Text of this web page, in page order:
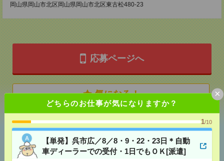
どちらのお仕事が気になりますか？
1/10
【単発】呉市広／8／8・9・22・23日＊自動
車ディーラーでの受付・1日でもＯＫ[派遣]
×
岡山県岡山市北区岡山県岡山市北区東古松480-23
応募ページへ
気になる！
あなたの閲覧履歴からの
おすすめ